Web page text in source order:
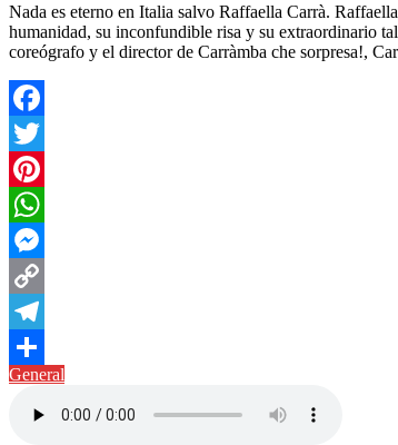
Nada es eterno en Italia salvo Raffaella Carrà.
humanidad, su inconfundible risa y su extraordinario
coreógrafo y el director de Carràmba che sorpresa!,
Facebook
Twitter
Pinterest
WhatsApp
Messenger
Copy
Link
Telegram
Compartir
General